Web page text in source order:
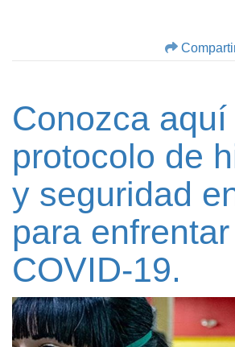
Conozca aquí
protocolo de
y seguridad
para
COVID-19.